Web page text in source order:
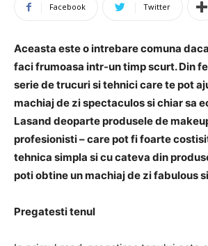
Facebook Twitter
Aceasta este o intrebare comuna
faci frumoasa intr-un timp scurt. Din
serie de trucuri si tehnici care te pot
machiaj de zi spectaculos si chiar sa
Lasand deoparte produsele de
profesionisti – care pot fi foarte
tehnica simpla si cu cateva din
poti obtine un machiaj de zi fabulous
Pregatesti tenul